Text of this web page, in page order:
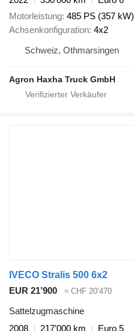
Motorleistung 485 PS (357 kW)
Achsenkonfiguration 4x2
Schweiz, Othmarsingen
Agron Haxha Truck GmbH
IVECO Stralis 500 6x2
EUR 21’900
≈ CHF 20’470
Sattelzugmaschine
2008
217’000 km
Euro 5